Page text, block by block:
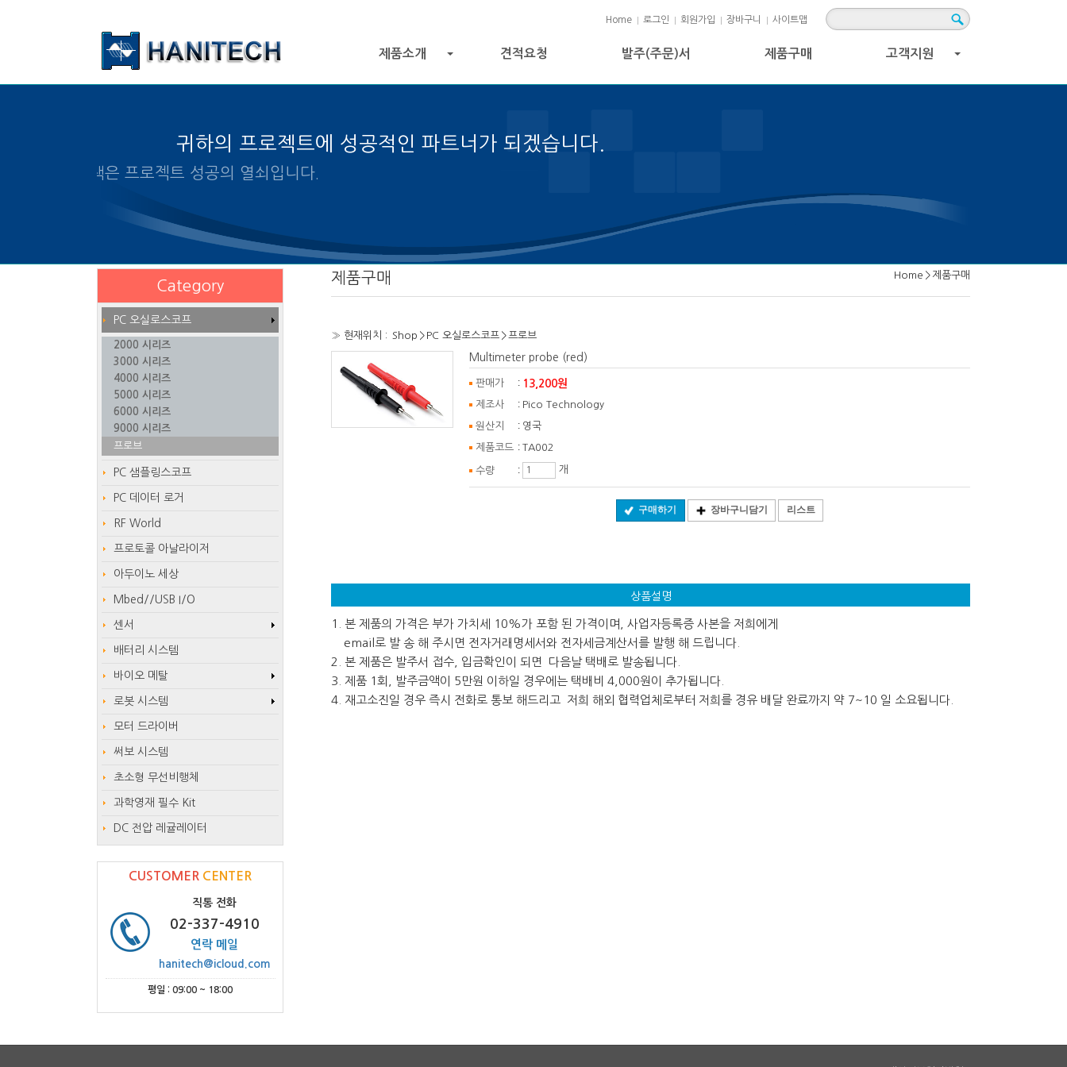
Home 로그인 회원가입 장바구니 사이트맵
제품소개 견적요청 발주(주문)서 제품구매 고객지원
귀하의 프로젝트에 성공적인 파트너가 되겠습니다.
알맞은 제품의 선택은 프로젝트 성공의 열쇠입니다.
Home > 제품구매
제품구매
» 현재위치 : Shop > PC 오실로스코프 >프로브
Multimeter probe (red)
판매가 : 13,200원
제조사 : Pico Technology
원산지 : 영국
제품코드 : TA002
수량 : 개
구매하기 장바구니담기 리스트
상품설명
1. 본 제품의 가격은 부가 가치세 10%가 포함 된 가격이며, 사업자등록증 사본을 저희에게
email로 발 송 해 주시면 전자거래명세서와 전자세금계산서를 발행 해 드립니다.
2. 본 제품은 발주서 접수, 입금확인이 되면 다음날 택배로 발송됩니다.
3. 제품 1회, 발주금액이 5만원 이하일 경우에는 택배비 4,000원이 추가됩니다.
4. 재고소진일 경우 즉시 전화로 통보 해드리고 저희 해외 협력업체로부터 저희를 경유 배달 완료까지 약 7~10 일 소요됩니다.
Category
PC 오실로스코프
2000 시리즈
3000 시리즈
4000 시리즈
5000 시리즈
6000 시리즈
9000 시리즈
프로브
PC 샘플링스코프
PC 데이터 로거
RF World
프로토콜 아날라이저
아두이노 세상
Mbed//USB I/O
센서
배터리 시스템
바이오 메탈
로봇 시스템
모터 드라이버
써보 시스템
초소형 무선비행체
과학영재 필수 Kit
DC 전압 레귤레이터
CUSTOMER CENTER
직통 전화
02-337-4910
연락 메일
hanitech@icloud.com
평일 : 09:00 ~ 18:00